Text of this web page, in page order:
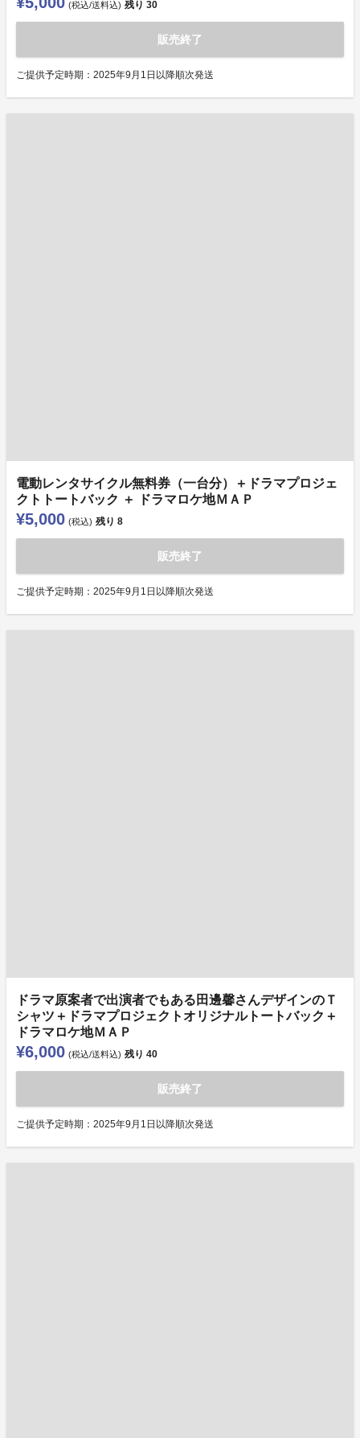
(税込/送料込) 残り 30
販売終了
ご提供予定時期：2025年9月1日以降順次発送
電動レンタサイクル無料券（一台分）＋ドラマプロジェ
クトトートバック ＋ ドラマロケ地ＭＡＰ
¥5,000 (税込) 残り 8
販売終了
ご提供予定時期：2025年9月1日以降順次発送
ドラマ原案者で出演者でもある田邊馨さんデザインのＴ
シャツ＋ドラマプロジェクトオリジナルトートバック＋
ドラマロケ地ＭＡＰ
¥6,000 (税込/送料込) 残り 40
販売終了
ご提供予定時期：2025年9月1日以降順次発送